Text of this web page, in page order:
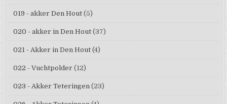
019 - akker Den Hout (5)
020 - akker in Den Hout (37)
021 - Akker in Den Hout (4)
022 - Vuchtpolder (12)
023 - Akker Teteringen (23)